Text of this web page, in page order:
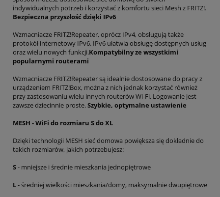
indywidualnych potrzeb i korzystać z komfortu sieci Mesh z FRITZ!.
Bezpieczna przyszłość dzięki IPv6
Wzmacniacze FRITZ!Repeater, oprócz IPv4, obsługują także
protokół internetowy IPv6. IPv6 ułatwia obsługę dostępnych usług
oraz wielu nowych funkcji.Kompatybilny ze wszystkimi
popularnymi routerami
Wzmacniacze FRITZ!Repeater są idealnie dostosowane do pracy z
urządzeniem FRITZ!Box, można z nich jednak korzystać również
przy zastosowaniu wielu innych routerów Wi-Fi. Logowanie jest
zawsze dziecinnie proste.Szybkie, optymalne ustawienie
MESH - WiFi do rozmiaru S do XL
Dzięki technologii MESH sieć domowa powiększa się dokładnie do
takich rozmiarów, jakich potrzebujesz:
S- mniejsze i średnie mieszkania jednopiętrowe
L- średniej wielkości mieszkania/domy, maksymalnie dwupiętrowe